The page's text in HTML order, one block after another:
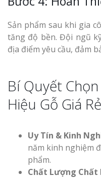
Sản phẩm sau khi gia
tăng độ bền. Đội ngũ
địa điểm yêu cầu, đảm
Bí Quyết
Hiệu Gỗ Giá Rẻ
Uy Tín & Kinh
năm kinh nghiệm
phẩm.
Chất Lượng Chất